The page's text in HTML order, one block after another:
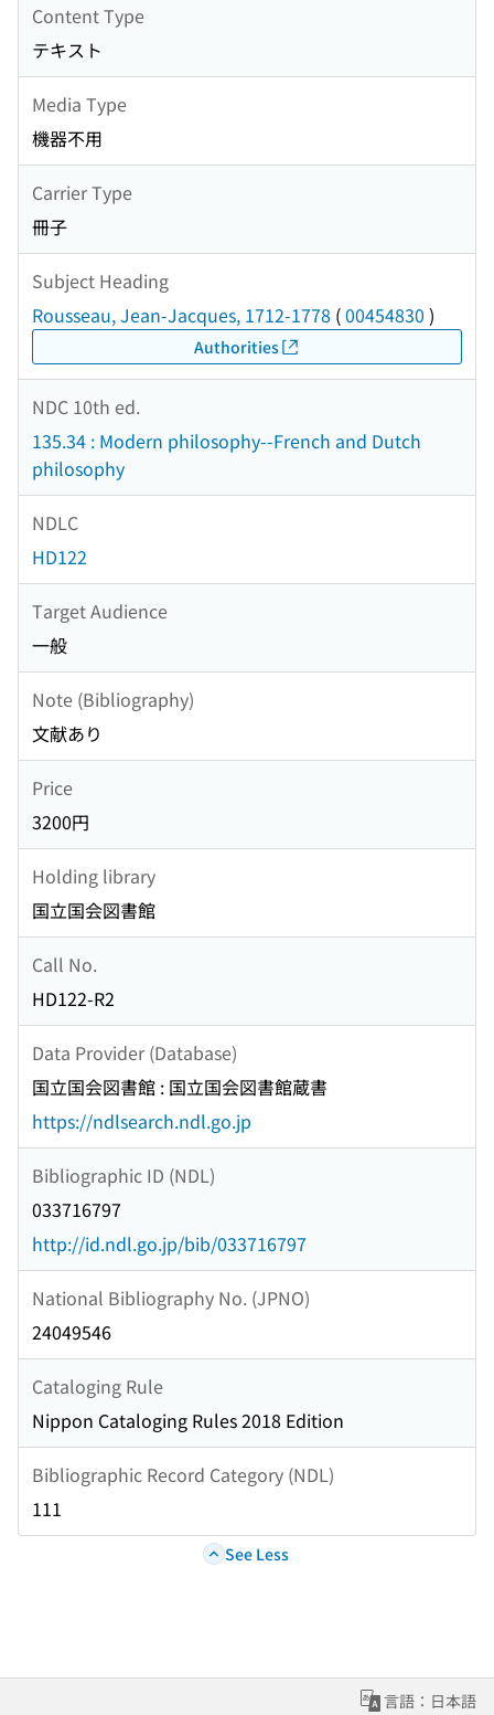
Content Type
テキスト
Media Type
機器不用
Carrier Type
冊子
Subject Heading
Rousseau, Jean-Jacques, 1712-1778 (00454830 )
Authorities
NDC 10th ed.
135.34 : Modern philosophy--French and Dutch
philosophy
NDLC
HD122
Target Audience
一般
Note (Bibliography)
文献あり
Price
3200円
Holding library
国立国会図書館
Call No.
HD122-R2
Data Provider (Database)
国立国会図書館 : 国立国会図書館蔵書
https://ndlsearch.ndl.go.jp
Bibliographic ID (NDL)
033716797
http://id.ndl.go.jp/bib/033716797
National Bibliography No. (JPNO)
24049546
Cataloging Rule
Nippon Cataloging Rules 2018 Edition
Bibliographic Record Category (NDL)
111
See Less
言語：日本語